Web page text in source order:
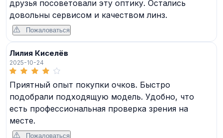
друзья посоветовали эту оптику. Остались
довольны сервисом и качеством линз.
Пожаловаться
Лилия Киселёв
2025-10-24
Приятный опыт покупки очков. Быстро
подобрали подходящую модель. Удобно, что
есть профессиональная проверка зрения на
месте.
Пожаловаться